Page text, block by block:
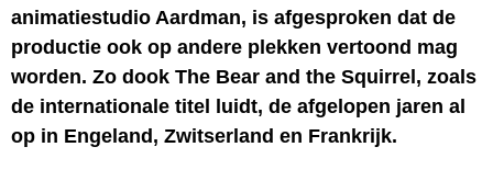
animatiestudio Aardman, is afgesproken dat de
productie ook op andere plekken vertoond mag
worden. Zo dook The Bear and the Squirrel, zoals
de internationale titel luidt, de afgelopen jaren al
op in Engeland, Zwitserland en Frankrijk.